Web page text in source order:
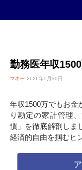
勤務医年収
マネー 2026年5月30日
年収1500万でもお金
り勘定の家計管理
慣」を徹底解剖しま
経済的自由を掴むヒ